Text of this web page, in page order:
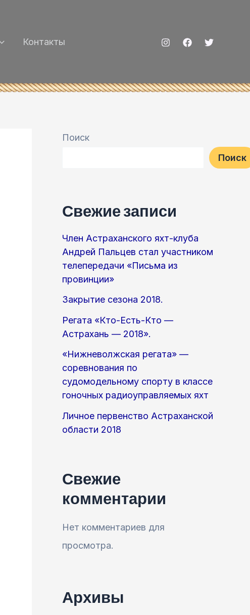
Контакты
Поиск
Поиск
Свежие записи
Член Астраханского яхт-клуба
Андрей Пальцев стал участником
телепередачи «Письма из
провинции»
Закрытие сезона 2018.
Регата «Кто-Есть-Кто —
Астрахань — 2018».
«Нижневолжская регата» —
соревнования по
судомодельному спорту в классе
гоночных радиоуправляемых яхт
Личное первенство Астраханской
области 2018
Свежие
комментарии
Нет комментариев для
просмотра.
Архивы